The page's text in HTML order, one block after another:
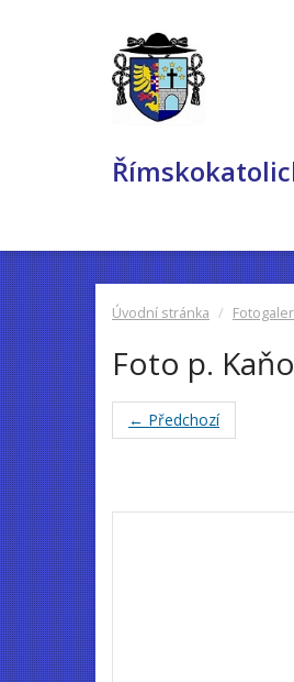
Úvodní stránka
Foto p.
← Předchozí